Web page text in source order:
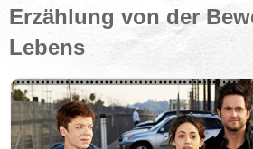
Erzählung von der
Lebens